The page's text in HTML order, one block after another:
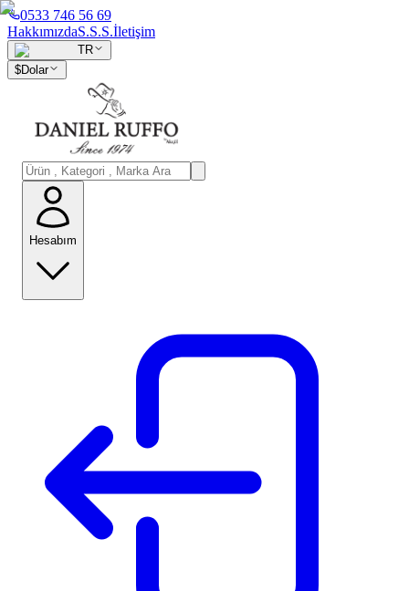
0533 746 56 69
HakkımızdaS.S.S.İletişim
TR
$Dolar
Hesabım